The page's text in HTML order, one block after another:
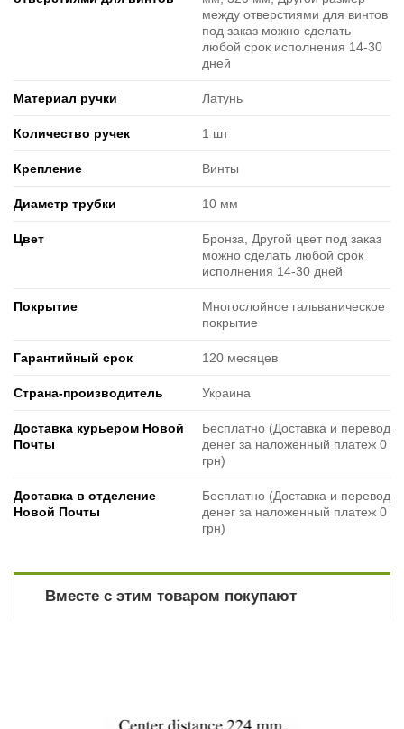
между отверстиями для винтов
под заказ можно сделать
любой срок исполнения 14-30
дней
Материал ручки Латунь
Количество ручек 1 шт
Крепление Винты
Диаметр трубки 10 мм
Цвет
Бронза, Другой цвет под заказ
можно сделать любой срок
исполнения 14-30 дней
Покрытие
Многослойное гальваническое
покрытие
Гарантийный срок 120 месяцев
Страна-производитель Украина
Доставка курьером Новой
Почты
Бесплатно (Доставка и перевод
денег за наложенный платеж 0
грн)
Доставка в отделение
Новой Почты
Бесплатно (Доставка и перевод
денег за наложенный платеж 0
грн)
Вместе с этим товаром покупают